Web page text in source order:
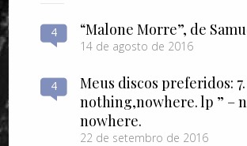
4 “Malone Morre”, de
14 de agosto de 2016
4
Meus discos preferidos:
nothing​,​nowhere. lp ” –
nowhere.
22 de setembro de 2016